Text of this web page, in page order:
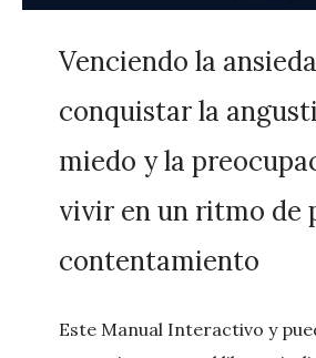
Venciendo la
conquistar la
miedo y la
vivir en un ritmo de
contentamiento
Este Manual Interactivo y